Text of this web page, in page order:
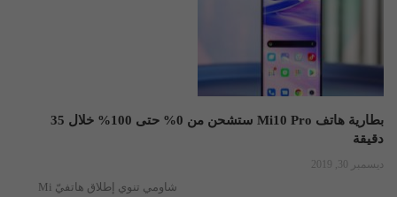
بطارية هاتف Mi10 Pro ستشحن من 0% حتى 100% خلال 35
دقيقة
ديسمبر 30, 2019
شاومي تنوي إطلاق هاتفيّ Mi